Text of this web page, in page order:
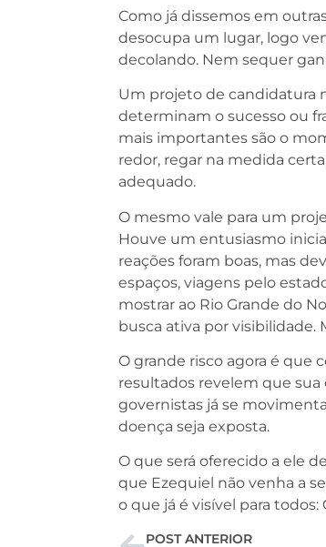
Como já dissemos em
desocupa um lugar, logo
decolando. Nem sequer
Um projeto de candidatura
determinam o sucesso ou
mais importantes são o
redor, regar na medida
adequado.
O mesmo vale para um
Houve um entusiasmo
reações foram boas, mas
espaços, viagens pelo
mostrar ao Rio Grande do
busca ativa por visibilidade.
O grande risco agora é que
resultados revelem que
governistas já se
doença seja exposta.
O que será oferecido a ele
que Ezequiel não venha a
o que já é visível para
POST ANTERIOR